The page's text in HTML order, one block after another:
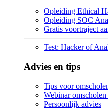
Opleiding Ethical
Opleiding SOC
Gratis voortraject
Test: Hacker of
Advies en tips
Tips voor
Webinar
Persoonlijk advies